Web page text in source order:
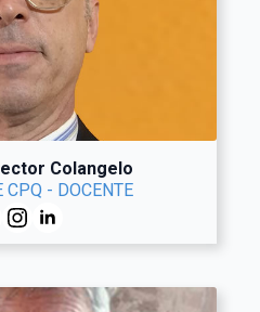
Colangelo
CPQ - DOCENTE